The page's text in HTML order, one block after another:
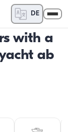
DE
with a
ab